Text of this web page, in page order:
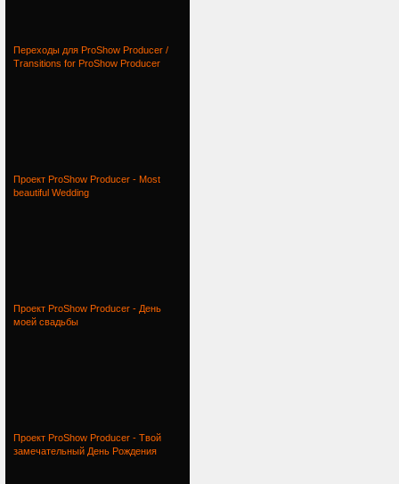
Переходы для ProShow Producer /
Transitions for ProShow Producer
Проект ProShow Producer - Most
beautiful Wedding
Проект ProShow Producer - День
моей свадьбы
Проект ProShow Producer - Твой
замечательный День Рождения